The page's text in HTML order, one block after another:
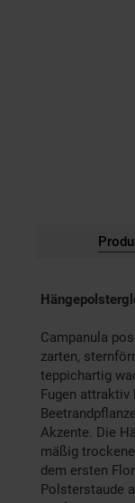
Campanula
zarten,
teppichartig
Fugen attraktiv
Akzente. Die
mäßig
dem ersten
Polsterstaude